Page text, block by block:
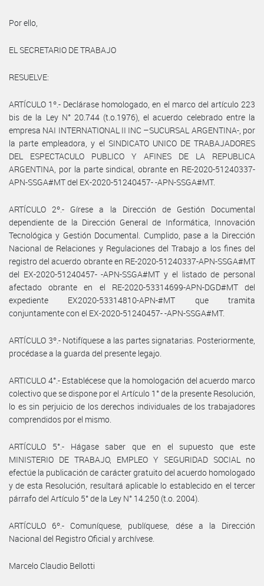
Por ello,
EL SECRETARIO DE TRABAJO
RESUELVE:
ARTÍCULO 1º.- Declárase homologado, en el marco del artículo 223
bis de la Ley N° 20.744 (t.o.1976), el acuerdo celebrado entre la
empresa NAI INTERNATIONAL II INC –SUCURSAL ARGENTINA-, por
la parte empleadora, y el SINDICATO UNICO DE TRABAJADORES
DEL ESPECTACULO PUBLICO Y AFINES DE LA REPUBLICA
ARGENTINA, por la parte sindical, obrante en RE-2020-51240337-
APN-SSGA#MT del EX-2020-51240457- -APN-SSGA#MT.
ARTÍCULO 2º.- Gírese a la Dirección de Gestión Documental
dependiente de la Dirección General de Informática, Innovación
Tecnológica y Gestión Documental. Cumplido, pase a la Dirección
Nacional de Relaciones y Regulaciones del Trabajo a los fines del
registro del acuerdo obrante en RE-2020-51240337-APN-SSGA#MT
del EX-2020-51240457- -APN-SSGA#MT y el listado de personal
afectado obrante en el RE-2020-53314699-APN-DGD#MT del
expediente EX2020-53314810-APN-#MT que tramita
conjuntamente con el EX-2020-51240457- -APN-SSGA#MT.
ARTÍCULO 3º.- Notifíquese a las partes signatarias. Posteriormente,
procédase a la guarda del presente legajo.
ARTICULO 4°.- Establécese que la homologación del acuerdo marco
colectivo que se dispone por el Artículo 1° de la presente Resolución,
lo es sin perjuicio de los derechos individuales de los trabajadores
comprendidos por el mismo.
ARTÍCULO 5°.- Hágase saber que en el supuesto que este
MINISTERIO DE TRABAJO, EMPLEO Y SEGURIDAD SOCIAL no
efectúe la publicación de carácter gratuito del acuerdo homologado
y de esta Resolución, resultará aplicable lo establecido en el tercer
párrafo del Artículo 5° de la Ley N° 14.250 (t.o. 2004).
ARTÍCULO 6º.- Comuníquese, publíquese, dése a la Dirección
Nacional del Registro Oficial y archívese.
Marcelo Claudio Bellotti